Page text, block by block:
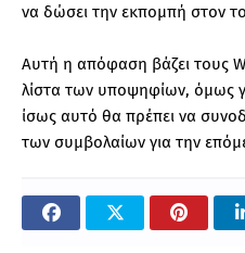
να δώσει την εκπομπή στον
Αυτή η απόφαση βάζει τους
λίστα των υποψηφίων, όμως
ίσως αυτό θα πρέπει να
των συμβολαίων για την